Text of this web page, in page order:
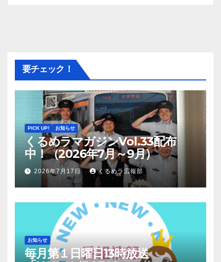
要チェック！
PICK UP! お知らせ
くるめラマガジンVol.33配布
中！（2026年7月～9月）
2026年7月17日 くるめラ広報部
お知らせ
毎月第１日曜日13時放送